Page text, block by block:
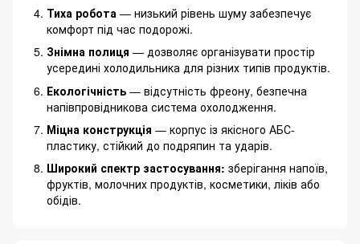
Тиха робота — низький рівень шуму забезпечує
комфорт під час подорожі.
Знімна полиця — дозволяє організувати простір
усередині холодильника для різних типів продуктів.
Екологічність — відсутність фреону, безпечна
напівпровідникова система охолодження.
Міцна конструкція — корпус із якісного АБС-
пластику, стійкий до подряпин та ударів.
Широкий спектр застосування: зберігання напоїв,
фруктів, молочних продуктів, косметики, ліків або
обідів.